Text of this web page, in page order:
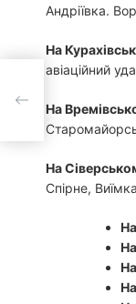
Андріївка.
На
авіаційний
На
На
Спірне,